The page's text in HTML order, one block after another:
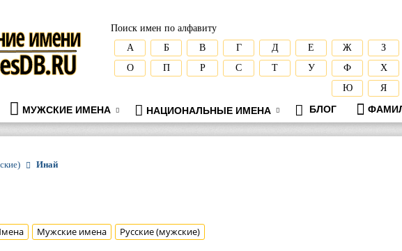
Поиск имен по алфавиту
А
Б В Г Д Е Ж
З
О
П Р С Т У Ф
Х
Ю
Я
МУЖСКИЕ ИМЕНА НАЦИОНАЛЬНЫЕ ИМЕНА БЛОГ
Инай
Мужские имена Русские (мужские)